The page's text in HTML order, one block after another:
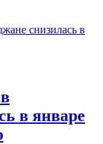
в январе